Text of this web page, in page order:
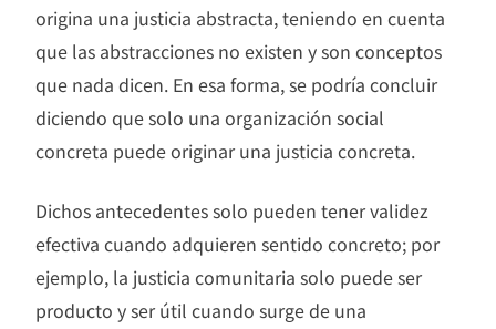
origina una justicia abstracta, teniendo en cuenta
que las abstracciones no existen y son conceptos
que nada dicen. En esa forma, se podría concluir
diciendo que solo una organización social
concreta puede originar una justicia concreta.
Dichos antecedentes solo pueden tener validez
efectiva cuando adquieren sentido concreto; por
ejemplo, la justicia comunitaria solo puede ser
producto y ser útil cuando surge de una